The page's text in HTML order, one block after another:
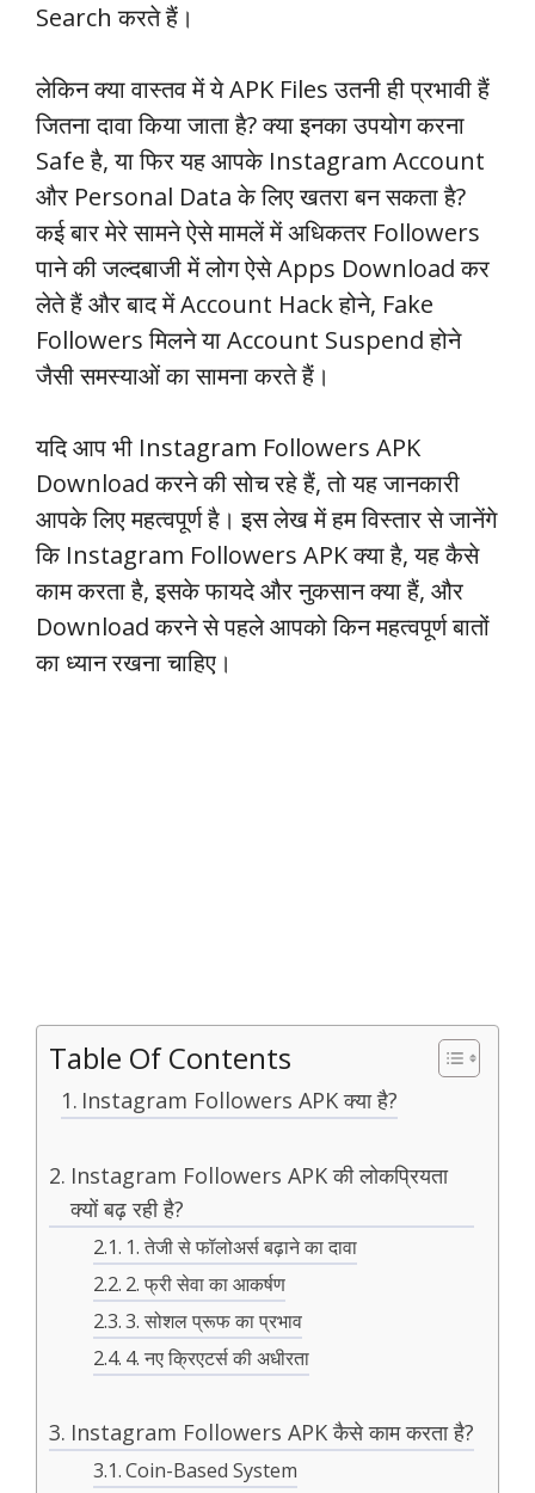
Search करते हैं।
लेकिन क्या वास्तव में ये APK Files उतनी ही प्रभावी हैं
जितना दावा किया जाता है? क्या इनका उपयोग करना
Safe है, या फिर यह आपके Instagram Account
और Personal Data के लिए खतरा बन सकता है?
कई बार मेरे सामने ऐसे मामलें में अधिकतर Followers
पाने की जल्दबाजी में लोग ऐसे Apps Download कर
लेते हैं और बाद में Account Hack होने, Fake
Followers मिलने या Account Suspend होने
जैसी समस्याओं का सामना करते हैं।
यदि आप भी Instagram Followers APK
Download करने की सोच रहे हैं, तो यह जानकारी
आपके लिए महत्वपूर्ण है। इस लेख में हम विस्तार से जानेंगे
कि Instagram Followers APK क्या है, यह कैसे
काम करता है, इसके फायदे और नुकसान क्या हैं, और
Download करने से पहले आपको किन महत्वपूर्ण बातों
का ध्यान रखना चाहिए।
Table Of Contents
Instagram Followers APK क्या है?
Instagram Followers APK की लोकप्रियता
क्यों बढ़ रही है?
1. तेजी से फॉलोअर्स बढ़ाने का दावा
2. फ्री सेवा का आकर्षण
3. सोशल प्रूफ का प्रभाव
4. नए क्रिएटर्स की अधीरता
Instagram Followers APK कैसे काम करता है?
Coin-Based System